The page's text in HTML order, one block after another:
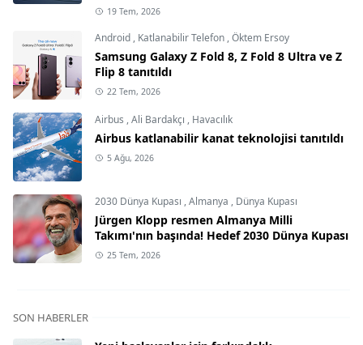
19 Tem, 2026
Android , Katlanabilir Telefon ,Öktem Ersoy
Samsung Galaxy Z Fold 8, Z Fold 8 Ultra ve Z
Flip 8 tanıtıldı
22 Tem, 2026
Airbus ,Ali Bardakçı , Havacılık
Airbus katlanabilir kanat teknolojisi tanıtıldı
5 Ağu, 2026
2030 Dünya Kupası ,Almanya , Dünya Kupası
Jürgen Klopp resmen Almanya Milli
Takımı'nın başında! Hedef 2030 Dünya Kupası
25 Tem, 2026
SON HABERLER